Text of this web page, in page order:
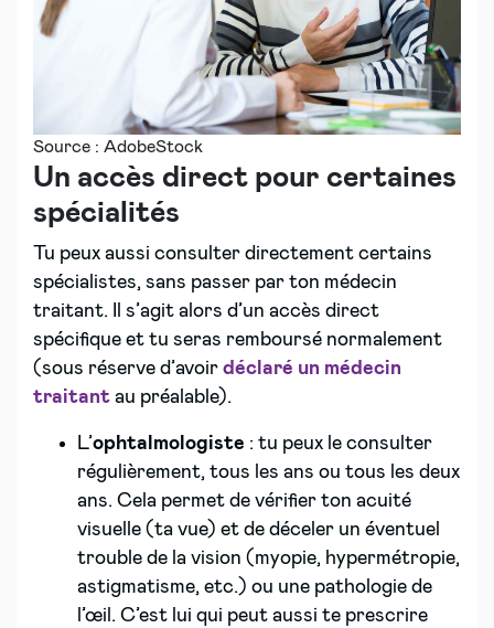
Source : AdobeStock
Un accès direct pour certaines
spécialités
Tu peux aussi consulter directement certains
spécialistes, sans passer par ton médecin
traitant. Il s’agit alors d’un accès direct
spécifique et tu seras remboursé normalement
(sous réserve d’avoir déclaré un médecin
traitant au préalable).
L’ophtalmologiste : tu peux le consulter
régulièrement, tous les ans ou tous les deux
ans. Cela permet de vérifier ton acuité
visuelle (ta vue) et de déceler un éventuel
trouble de la vision (myopie, hypermétropie,
astigmatisme, etc.) ou une pathologie de
l’œil. C’est lui qui peut aussi te prescrire